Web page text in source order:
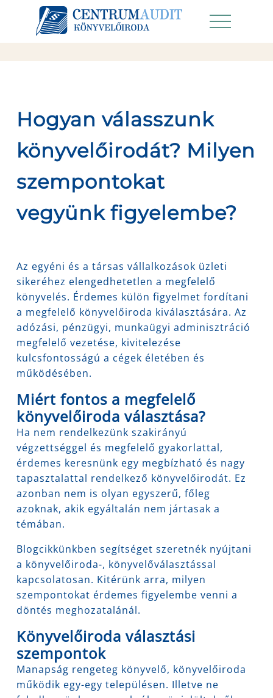
Hogyan válasszunk
könyvelőirodát? Milyen
szempontokat
vegyünk figyelembe?
Az egyéni és a társas vállalkozások üzleti
sikeréhez elengedhetetlen a megfelelő
könyvelés. Érdemes külön figyelmet fordítani
a megfelelő könyvelőiroda kiválasztására. Az
adózási, pénzügyi, munkaügyi adminisztráció
megfelelő vezetése, kivitelezése
kulcsfontosságú a cégek életében és
működésében.
Miért fontos a megfelelő
könyvelőiroda választása?
Ha nem rendelkezünk szakirányú
végzettséggel és megfelelő gyakorlattal,
érdemes keresnünk egy megbízható és nagy
tapasztalattal rendelkező könyvelőirodát. Ez
azonban nem is olyan egyszerű, főleg
azoknak, akik egyáltalán nem jártasak a
témában.
Blogcikkünkben segítséget szeretnék nyújtani
a könyvelőiroda-, könyvelőválasztással
kapcsolatosan. Kitérünk arra, milyen
szempontokat érdemes figyelembe venni a
döntés meghozatalánál.
Könyvelőiroda választási
szempontok
Manapság rengeteg könyvelő, könyvelőiroda
működik egy-egy településen. Illetve ne